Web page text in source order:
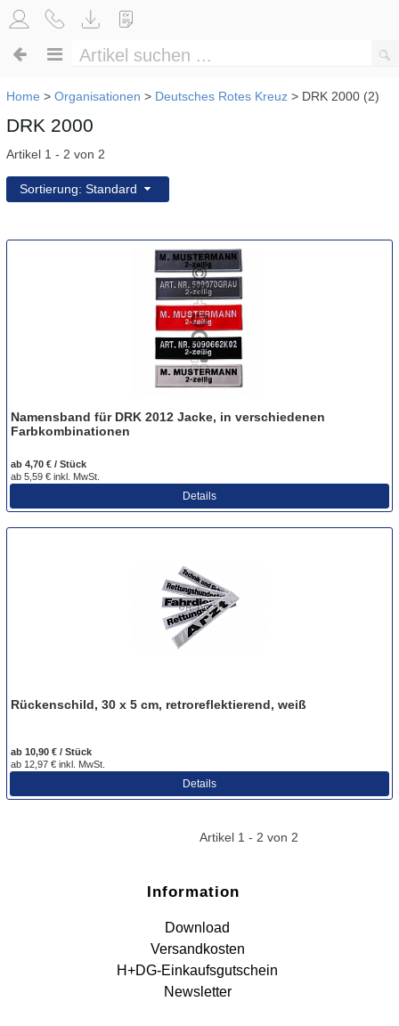
Home > Organisationen > Deutsches Rotes Kreuz > DRK 2000 (2)
DRK 2000
Artikel 1 - 2 von 2
Sortierung: Standard
Namensband für DRK 2012 Jacke, in verschiedenen
Farbkombinationen
ab 4,70 € / Stück
ab 5,59 € inkl. MwSt.
Details
Rückenschild, 30 x 5 cm, retroreflektierend, weiß
ab 10,90 € / Stück
ab 12,97 € inkl. MwSt.
Details
Artikel 1 - 2 von 2
Information
Download
Versandkosten
H+DG-Einkaufsgutschein
Newsletter